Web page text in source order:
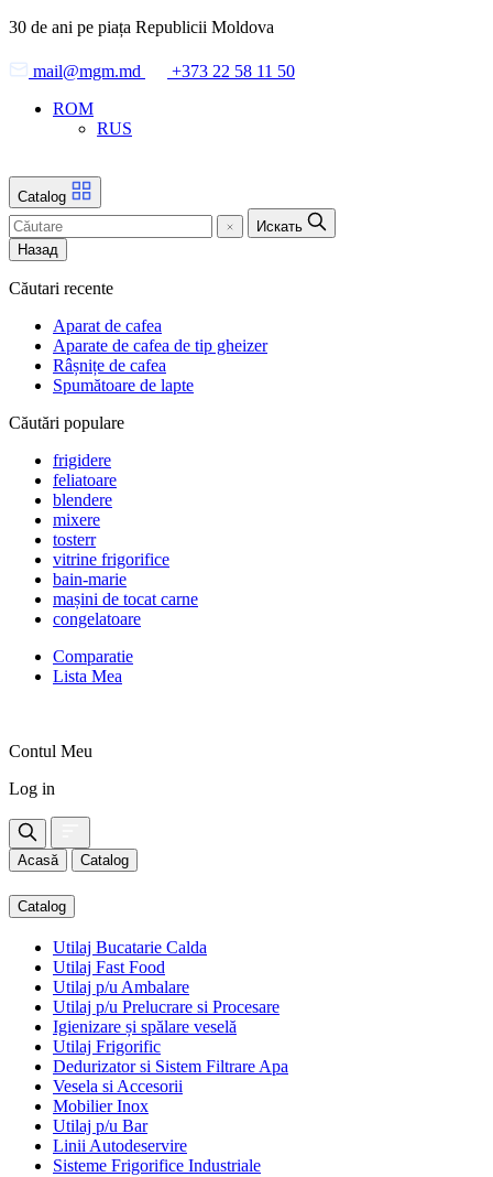
Skip
the
content
30 de ani pe piața Republicii Moldova
mail@mgm.md
+373 22 58 11 50
ROM
RUS
Catalog
Искать
Назад
Căutari recente
Aparat de cafea
Aparate de cafea de tip gheizer
Râșnițe de cafea
Spumătoare de lapte
Căutări populare
frigidere
feliatoare
blendere
mixere
tosterr
vitrine frigorifice
bain-marie
mașini de tocat carne
congelatoare
Comparatie
Lista Mea
Contul Meu
Log in
Acasă Catalog
Catalog
Utilaj Bucatarie Calda
Utilaj Fast Food
Utilaj p/u Ambalare
Utilaj p/u Prelucrare si Procesare
Igienizare și spălare veselă
Utilaj Frigorific
Dedurizator si Sistem Filtrare Apa
Vesela si Accesorii
Mobilier Inox
Utilaj p/u Bar
Linii Autodeservire
Sisteme Frigorifice Industriale